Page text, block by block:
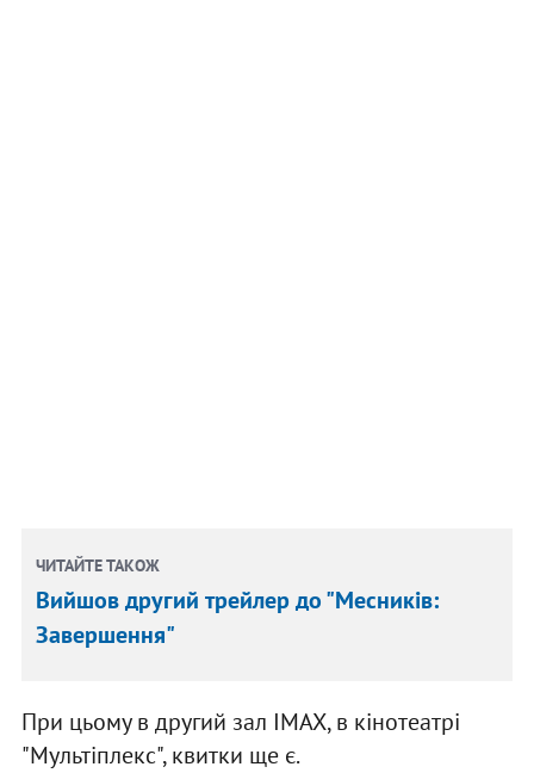
ЧИТАЙТЕ ТАКОЖ
Вийшов другий трейлер до "Месників:
Завершення"
При цьому в другий зал IMAX, в кінотеатрі
"Мультіплекс", квитки ще є.